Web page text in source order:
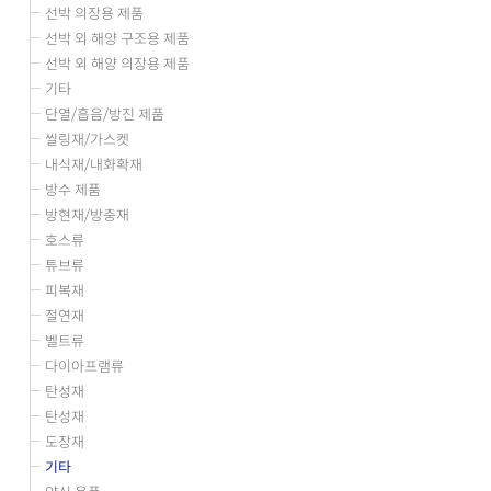
선박 의장용 제품
선박 외 해양 구조용 제품
선박 외 해양 의장용 제품
기타
단열/흡음/방진 제품
씰링재/가스켓
내식재/내화확재
방수 제품
방현재/방충재
호스류
튜브류
피복재
절연재
벨트류
다이아프램류
탄성재
탄성재
도장재
기타